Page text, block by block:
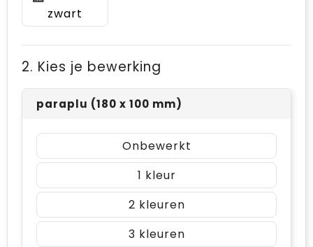
zwart
2. Kies je bewerking
paraplu (180 x 100 mm)
Onbewerkt
1
2
3